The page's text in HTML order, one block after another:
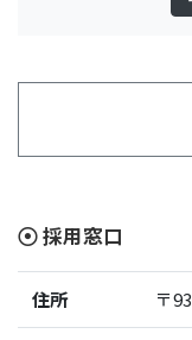
採用窓口
住所 〒